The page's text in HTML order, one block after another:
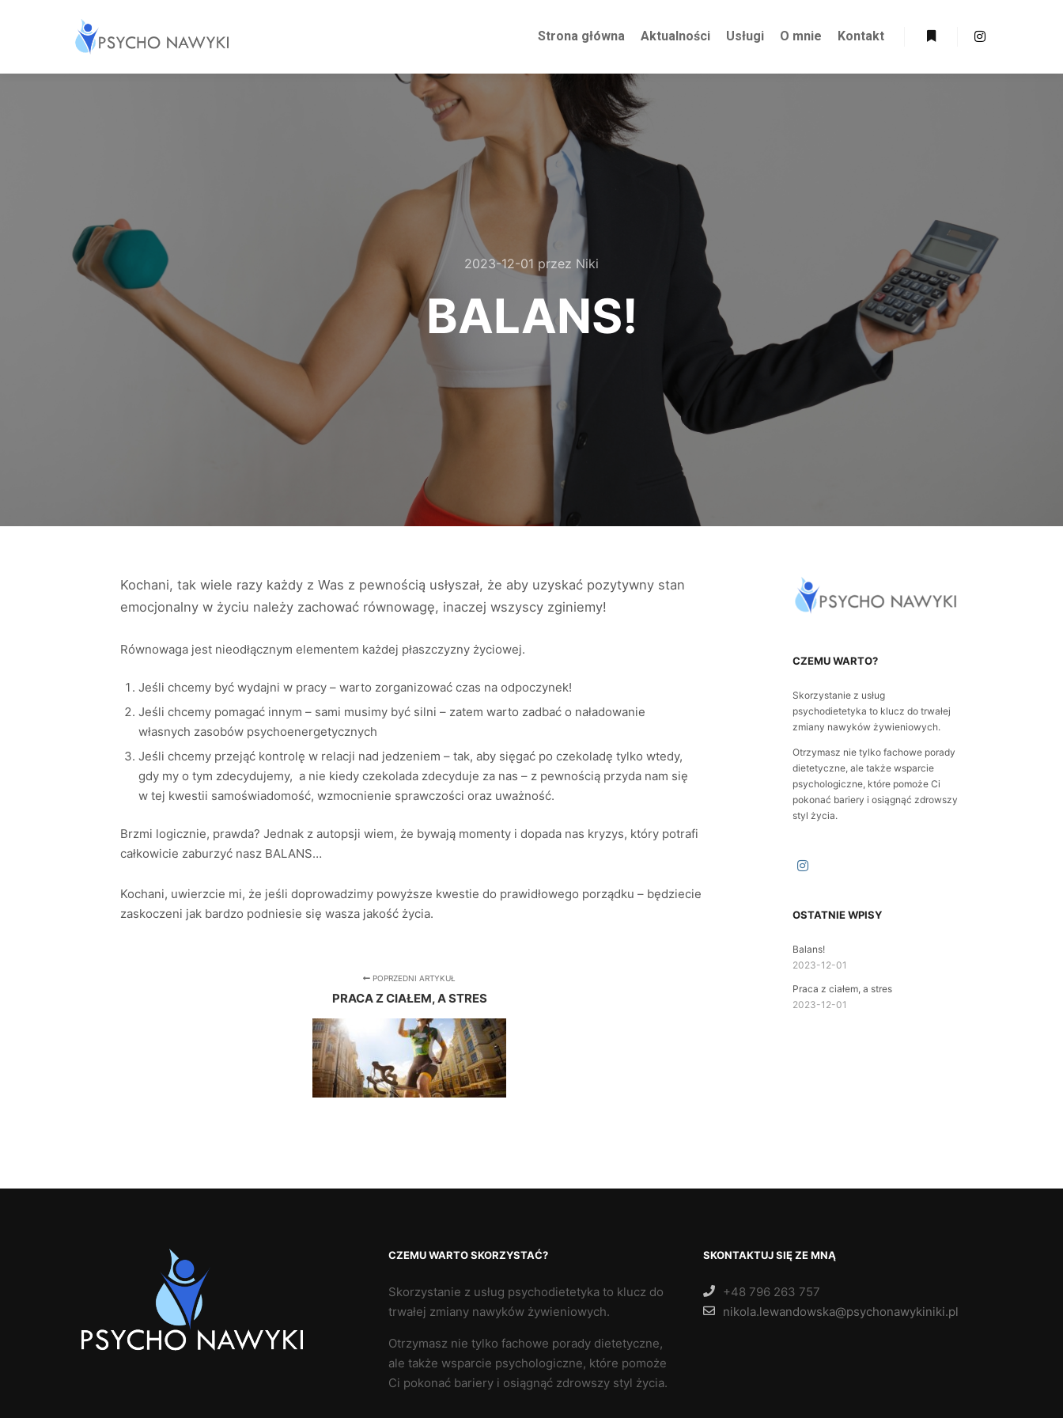
Strona główna Aktualności Usługi O mnie Kontakt
2023-12-01 przez Niki
BALANS!
Kochani, tak wiele razy każdy z Was z pewnością usłyszał, że aby uzyskać pozytywny stan
emocjonalny w życiu należy zachować równowagę, inaczej wszyscy zginiemy!
Równowaga jest nieodłącznym elementem każdej płaszczyzny życiowej.
Jeśli chcemy być wydajni w pracy – warto zorganizować czas na odpoczynek!
Jeśli chcemy pomagać innym – sami musimy być silni – zatem warto zadbać o naładowanie
własnych zasobów psychoenergetycznych
Jeśli chcemy przejąć kontrolę w relacji nad jedzeniem – tak, aby sięgać po czekoladę tylko wtedy,
gdy my o tym zdecydujemy, a nie kiedy czekolada zdecyduje za nas – z pewnością przyda nam się
w tej kwestii samoświadomość, wzmocnienie sprawczości oraz uważność.
Brzmi logicznie, prawda? Jednak z autopsji wiem, że bywają momenty i dopada nas kryzys, który potrafi
całkowicie zaburzyć nasz BALANS…
Kochani, uwierzcie mi, że jeśli doprowadzimy powyższe kwestie do prawidłowego porządku – będziecie
zaskoczeni jak bardzo podniesie się wasza jakość życia.
POPRZEDNI ARTYKUŁ
PRACA Z CIAŁEM, A STRES
CZEMU WARTO?
Skorzystanie z usług
psychodietetyka to klucz do trwałej
zmiany nawyków żywieniowych.
Otrzymasz nie tylko fachowe porady
dietetyczne, ale także wsparcie
psychologiczne, które pomoże Ci
pokonać bariery i osiągnąć zdrowszy
styl życia.
OSTATNIE WPISY
Balans!
2023-12-01
Praca z ciałem, a stres
2023-12-01
CZEMU WARTO SKORZYSTAĆ?
Skorzystanie z usług psychodietetyka to klucz do
trwałej zmiany nawyków żywieniowych.
Otrzymasz nie tylko fachowe porady dietetyczne,
ale także wsparcie psychologiczne, które pomoże
Ci pokonać bariery i osiągnąć zdrowszy styl życia.
SKONTAKTUJ SIĘ ZE MNĄ
+48 796 263 757
nikola.lewandowska@psychonawykiniki.pl